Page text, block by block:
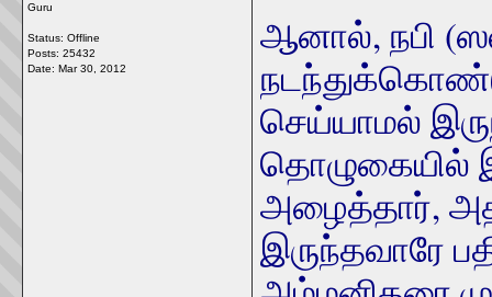
Guru
Status: Offline
Posts: 25432
Date: Mar 30, 2012
ஆனால், நபி
செய்யாமல்
தொழுகையில்
அழைத்தார்,
இருந்தவாரே